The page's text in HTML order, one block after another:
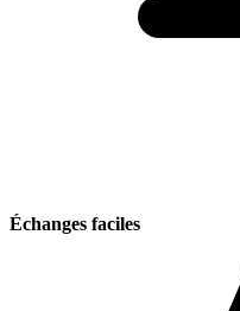
Échanges faciles